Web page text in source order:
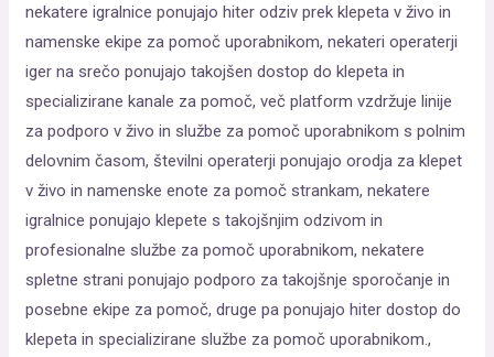
nekatere igralnice ponujajo hiter odziv prek klepeta v živo in
namenske ekipe za pomoč uporabnikom, nekateri operaterji
iger na srečo ponujajo takojšen dostop do klepeta in
specializirane kanale za pomoč, več platform vzdržuje linije
za podporo v živo in službe za pomoč uporabnikom s polnim
delovnim časom, številni operaterji ponujajo orodja za klepet
v živo in namenske enote za pomoč strankam, nekatere
igralnice ponujajo klepete s takojšnjim odzivom in
profesionalne službe za pomoč uporabnikom, nekatere
spletne strani ponujajo podporo za takojšnje sporočanje in
posebne ekipe za pomoč, druge pa ponujajo hiter dostop do
klepeta in specializirane službe za pomoč uporabnikom.,